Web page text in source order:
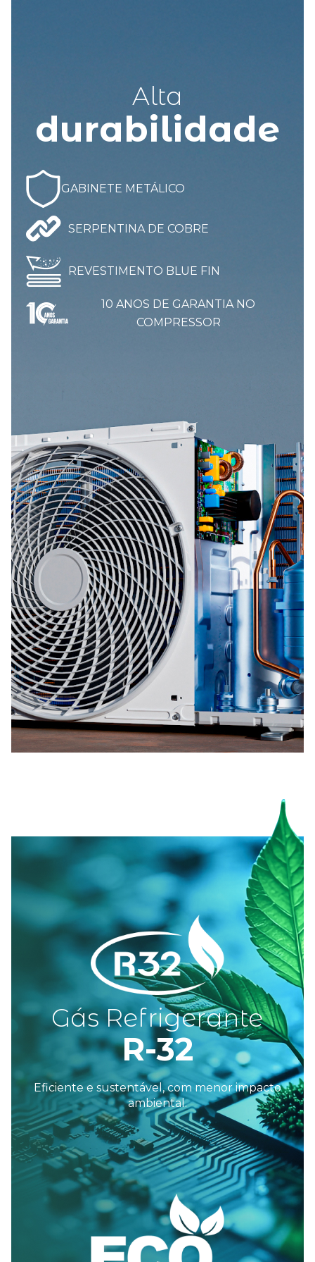
Alta
durabilidade
GABINETE METÁLICO
SERPENTINA DE COBRE
REVESTIMENTO BLUE FIN
10 ANOS DE GARANTIA NO
COMPRESSOR
Gás Refrigerante
R-32
Eficiente e sustentável, com menor impacto
ambiental.